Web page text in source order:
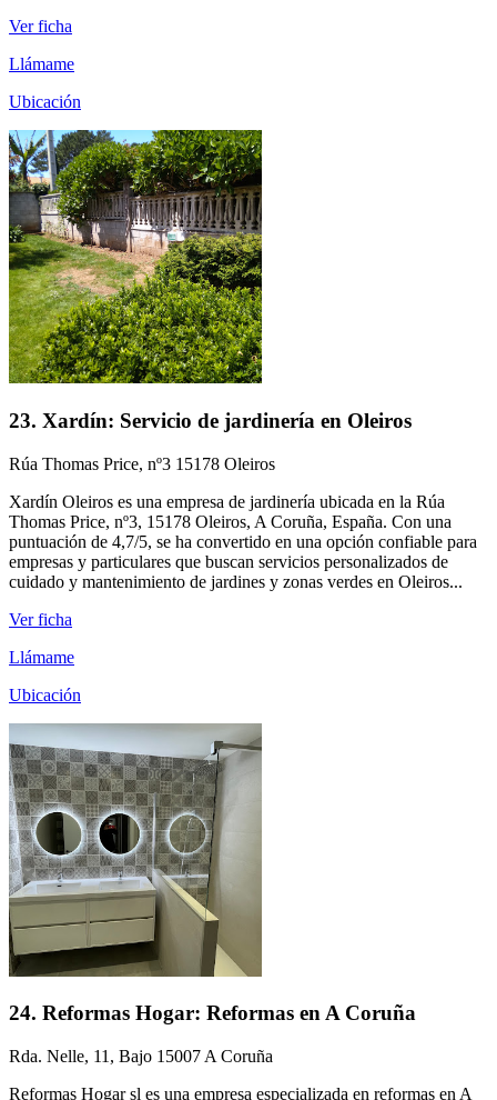
Ver ficha
Llámame
Ubicación
23. Xardín: Servicio de jardinería en Oleiros
Rúa Thomas Price, nº3 15178 Oleiros
Xardín Oleiros es una empresa de jardinería ubicada en la Rúa
Thomas Price, nº3, 15178 Oleiros, A Coruña, España. Con una
puntuación de 4,7/5, se ha convertido en una opción confiable para
empresas y particulares que buscan servicios personalizados de
cuidado y mantenimiento de jardines y zonas verdes en Oleiros...
Ver ficha
Llámame
Ubicación
24. Reformas Hogar: Reformas en A Coruña
Rda. Nelle, 11, Bajo 15007 A Coruña
Reformas Hogar sl es una empresa especializada en reformas en A